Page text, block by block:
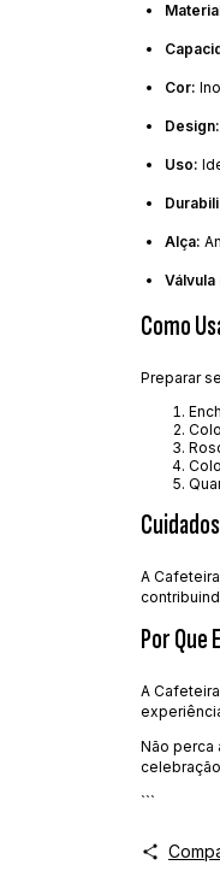
Cor:
Design:
Uso:
Alça:
Como
Preparar
A
Por Que
A
Não perca
```